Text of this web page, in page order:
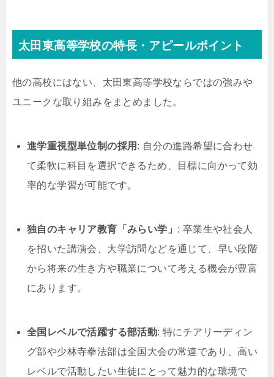
太田東高等学校の特長・アピールポイント
他の高校にはない、太田東高等学校ならではの強みや
ユニークな取り組みをまとめました。
進学重視型単位制の採用 : 自分の進路希望に合わせ
て柔軟に科目を選択できるため、目標に向かって効
率的な学習が可能です。
独自のキャリア教育「みらい学」 : 卒業生や社会人
を招いた講演会、大学訪問などを通じて、早い段階
から将来の生き方や職業について考える機会が豊富
にあります。
全国レベルで活躍する部活動: 特にチアリーディン
グ部や少林寺拳法部は全国大会の常連であり、高い
レベルで活動したい生徒にとって魅力的な環境で